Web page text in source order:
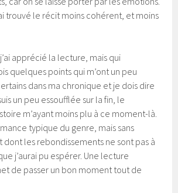
trouvé le récit moins cohérent, et moins
apprécié la lecture, mais qui
quelques points qui m’ont un peu
dans ma chronique et je dois dire
un peu essoufflée sur la fin, le
m’ayant moins plu à ce moment-là.
typique du genre, mais sans
dont les rebondissements ne sont pas à
j’aurai pu espérer. Une lecture
de passer un bon moment tout de